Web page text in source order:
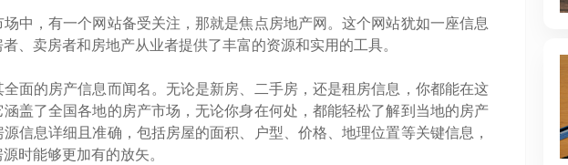
中，有一个网站备受关注，那就是焦点房地产网。这个网站犹如一座信息
、卖房者和房地产从业者提供了丰富的资源和实用的工具。
面的房产信息而闻名。无论是新房、二手房，还是租房信息，你都能在这
盖了全国各地的房产市场，无论你身在何处，都能轻松了解到当地的房产
信息详细且准确，包括房屋的面积、户型、价格、地理位置等关键信息，
时能够更加有的放矢。